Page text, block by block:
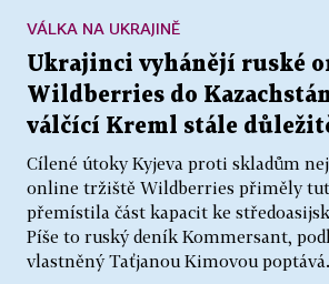
Ukrajinci vyhánějí ruské
Wildberries do
válčící Kreml stále
Cílené útoky Kyjeva proti skladům
online tržiště Wildberries přiměly
přemístila část kapacit ke
Píše to ruský deník Kommersant,
vlastněný Taťjanou Kimovou
VÁLKA NA UKRAJINĚ